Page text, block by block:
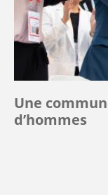
Une
d’hommes